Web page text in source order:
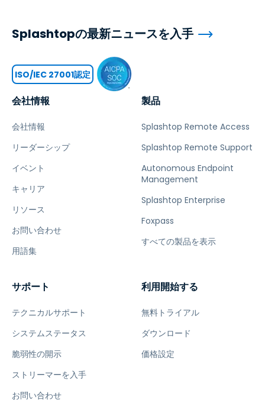
会社情報
会社情報
リーダーシップ
イベント
キャリア
リソース
お問い合わせ
用語集
製品
Splashtop Remote Access
Splashtop Remote Support
Autonomous Endpoint
Management
Splashtop Enterprise
Foxpass
すべての製品を表示
サポート
テクニカルサポート
システムステータス
脆弱性の開示
ストリーマーを入手
お問い合わせ
利用開始する
無料トライアル
ダウンロード
価格設定
Splashtopの最新ニュースを入手
ISO/IEC 27001認定